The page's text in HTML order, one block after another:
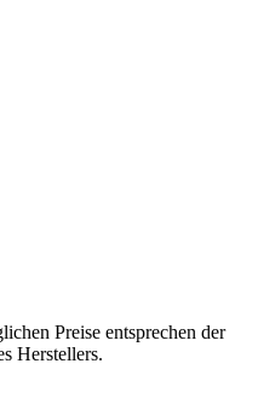
Preise entsprechen der
Herstellers.